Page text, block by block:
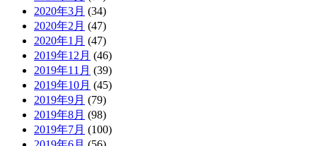
2020年3月 (34)
2020年2月 (47)
2020年1月 (47)
2019年12月 (46)
2019年11月 (39)
2019年10月 (45)
2019年9月 (79)
2019年8月 (98)
2019年7月 (100)